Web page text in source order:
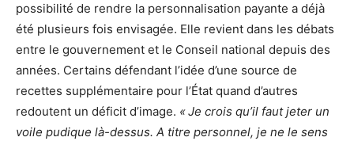
possibilité de rendre la personnalisation payante a déjà
été plusieurs fois envisagée. Elle revient dans les débats
entre le gouvernement et le Conseil national depuis des
années. Certains défendant l’idée d’une source de
recettes supplémentaire pour l’État quand d’autres
redoutent un déficit d’image. « Je crois qu’il faut jeter un
voile pudique là-dessus. A titre personnel, je ne le sens